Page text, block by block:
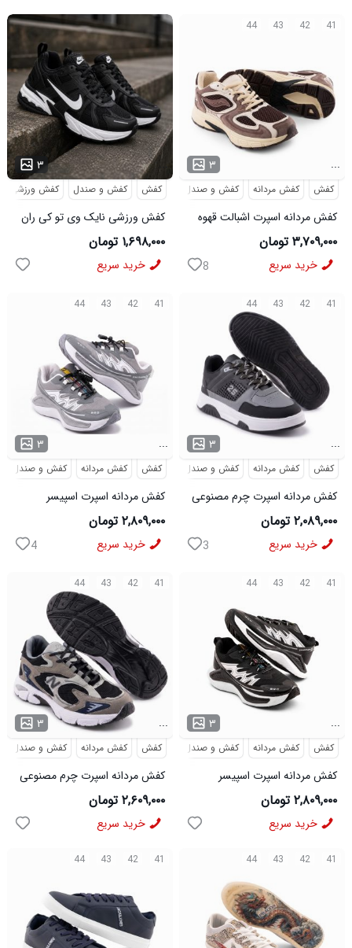
۳ ...
کفش کفش و صندل کفش ورزشی
کفش ورزشی نایک وی تو کی ران
NIKE V2K RUN مشکی
۱,۶۹۸,۰۰۰ تومان
خرید سریع
41
42
43
44
۳ ...
کفش کفش مردانه کفش و صندل
کفش مردانه اسپرت اشبالت قهوه
ای Saucony مدل 50786
۳,۷۰۹,۰۰۰ تومان
خرید سریع 8
41
42
43
44
۳ ...
کفش کفش مردانه کفش و صندل
کفش مردانه اسپرت اسپیسر
50728
۲,۸۰۹,۰۰۰ تومان
خرید سریع 4
41
42
43
44
۳ ...
کفش کفش مردانه کفش و صندل
کفش مردانه اسپرت چرم مصنوعی
50676
۲,۰۸۹,۰۰۰ تومان
خرید سریع 3
41
42
43
44
۳ ...
کفش کفش مردانه کفش و صندل
کفش مردانه اسپرت چرم مصنوعی
سرمه ای سفید New Balance
مدل 50681
۲,۶۰۹,۰۰۰ تومان
خرید سریع
41
42
43
44
۳ ...
کفش کفش مردانه کفش و صندل
کفش مردانه اسپرت اسپیسر
50727
۲,۸۰۹,۰۰۰ تومان
خرید سریع
41
42
43
44 41
42
43
44